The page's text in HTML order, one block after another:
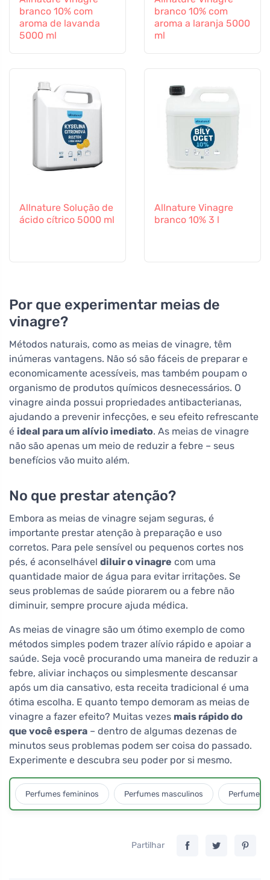
branco 10% com
aroma de lavanda
5000 ml
branco 10% com
aroma a laranja 5000
ml
Allnature Solução de
ácido cítrico 5000 ml
Allnature Vinagre
branco 10% 3 l
Por que experimentar meias de
vinagre?
Métodos naturais, como as meias de vinagre, têm
inúmeras vantagens. Não só são fáceis de preparar e
economicamente acessíveis, mas também poupam o
organismo de produtos químicos desnecessários. O
vinagre ainda possui propriedades antibacterianas,
ajudando a prevenir infecções, e seu efeito refrescante
é ideal para um alívio imediato. As meias de vinagre
não são apenas um meio de reduzir a febre – seus
benefícios vão muito além.
No que prestar atenção?
Embora as meias de vinagre sejam seguras, é
importante prestar atenção à preparação e uso
corretos. Para pele sensível ou pequenos cortes nos
pés, é aconselhável diluir o vinagre com uma
quantidade maior de água para evitar irritações. Se
seus problemas de saúde piorarem ou a febre não
diminuir, sempre procure ajuda médica.
As meias de vinagre são um ótimo exemplo de como
métodos simples podem trazer alívio rápido e apoiar a
saúde. Seja você procurando uma maneira de reduzir a
febre, aliviar inchaços ou simplesmente descansar
após um dia cansativo, esta receita tradicional é uma
ótima escolha. E quanto tempo demoram as meias de
vinagre a fazer efeito? Muitas vezes mais rápido do
que você espera – dentro de algumas dezenas de
minutos seus problemas podem ser coisa do passado.
Experimente e descubra seu poder por si mesmo.
Perfumes femininos Perfumes masculinos Perfumes
Partilhar